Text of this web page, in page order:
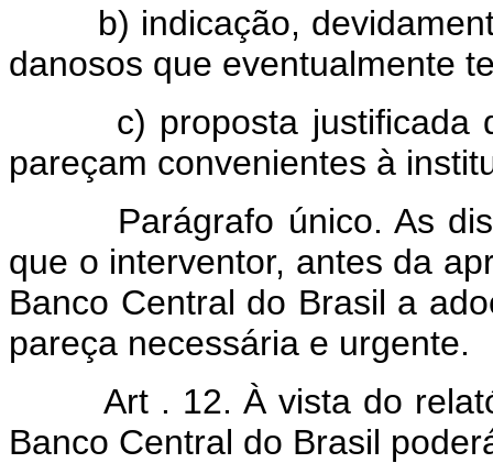
b) indicação,
danosos que eventualmente
c) proposta justificada da
pareçam convenientes à
Parágrafo único. As
que o interventor, antes da
Banco Central do Brasil a
pareça necessária e urgente.
Art . 12. À vista do
Banco Central do Brasil